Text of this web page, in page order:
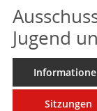
Jugend
Sitzungen